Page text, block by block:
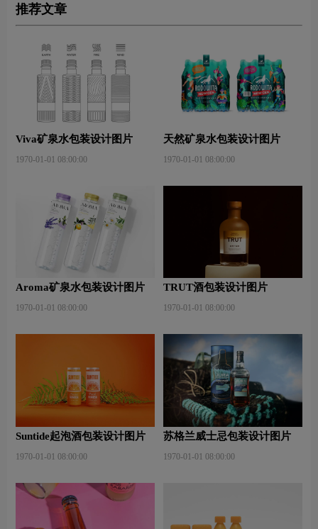
推荐文章
Viva矿泉水包装设计图片
1970-01-01 08:00:00
天然矿泉水包装设计图片
1970-01-01 08:00:00
Aroma矿泉水包装设计图片
1970-01-01 08:00:00
TRUT酒包装设计图片
1970-01-01 08:00:00
Suntide起泡酒包装设计图片
1970-01-01 08:00:00
苏格兰威士忌包装设计图片
1970-01-01 08:00:00